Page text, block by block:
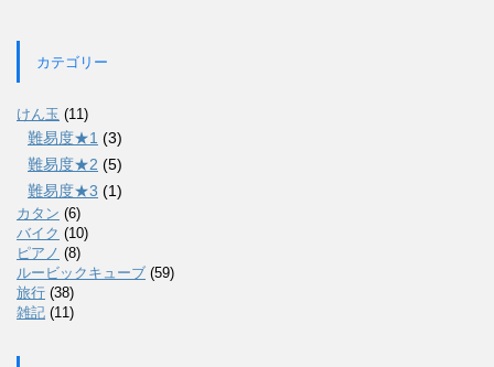
カテゴリー
けん玉 (11)
難易度★1 (3)
難易度★2 (5)
難易度★3 (1)
カタン (6)
バイク (10)
ピアノ (8)
ルービックキューブ (59)
旅行 (38)
雑記 (11)